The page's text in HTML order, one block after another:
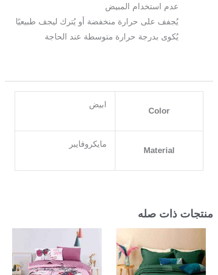
عدم استخدام المبيض
يُجفف على حرارة منخفضة أو يُترك ليجف طبيعيًا
يُكوى بدرجة حرارة متوسطة عند الحاجة
Color
ابيض
Material
مايكروفايبر
منتجات ذات صله